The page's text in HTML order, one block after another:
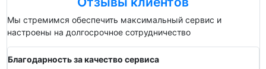
Мы стремимся обеспечить максимальный сервис и
настроены на долгосрочное сотрудничество
Благодарность за качество сервиса